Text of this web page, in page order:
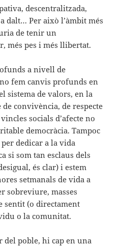
descentralitzada,
dalt… Per això l’àmbit més
de tenir un
més pes i més llibertat.
a nivell de
fem canvis profunds en
sistema de valors, en la
convivència, de respecte
socials d’afecte no
democràcia. Tampoc
dedicar a la vida
si som tan esclaus dels
és clar) i estem
setmanals de vida a
sobreviure, masses
sentit (o directament
o la comunitat.
del poble, hi cap en una